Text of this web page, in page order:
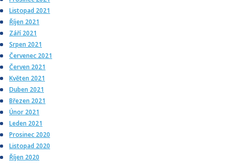
Listopad 2021
Říjen 2021
Září 2021
Srpen 2021
Červenec 2021
Červen 2021
Květen 2021
Duben 2021
Březen 2021
Únor 2021
Leden 2021
Prosinec 2020
Listopad 2020
Říjen 2020